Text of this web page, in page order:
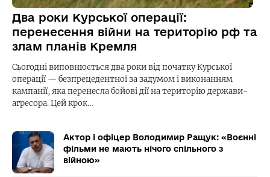
Два роки Курської операції:
перенесення війни на територію рф та
злам планів Кремля
Сьогодні виповнюється два роки від початку Курської
операції — безпрецедентної за задумом і виконанням
кампанії, яка перенесла бойові дії на територію держави-
агресора. Цей крок…
Актор і офіцер Володимир Ращук: «Воєнні
фільми не мають нічого спільного з
війною»